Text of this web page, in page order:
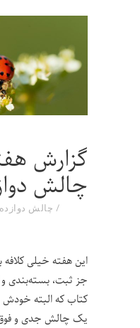
گزارش
چالش
چالش دوازده
این هفته خیلی کلافه
جز ثبت، بسته‌بندی
کتاب که البته خودش
یک چالش جدی و